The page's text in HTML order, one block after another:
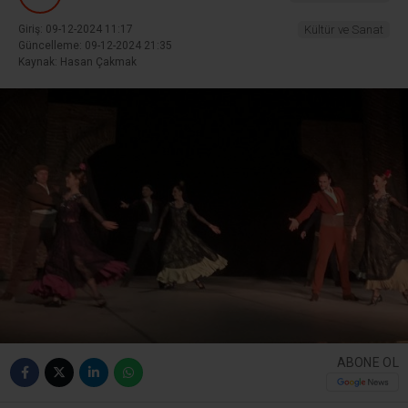
Giriş: 09-12-2024 11:17
Güncelleme: 09-12-2024 21:35
Kaynak: Hasan Çakmak
Kültür ve Sanat
ABONE OL